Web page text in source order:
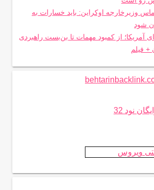
وزیرخارجه اوکراین: باید خسارات به
شود
آمریکا؛ از کمبود مهمات تا بن‌بست راهبردی
+ فیلم
نود 32
ویروس